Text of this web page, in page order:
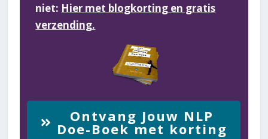
niet: Hier met blogkorting en gratis
verzending.
Ontvang Jouw NLP
Doe-Boek met korting